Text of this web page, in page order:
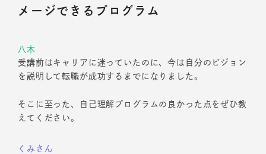
メージできるプログラム
八木
受講前はキャリアに迷っていたのに、今は自分のビジョン
を説明して転職が成功するまでになりました。
そこに至った、自己理解プログラムの良かった点をぜひ教
えてください。
くみさん